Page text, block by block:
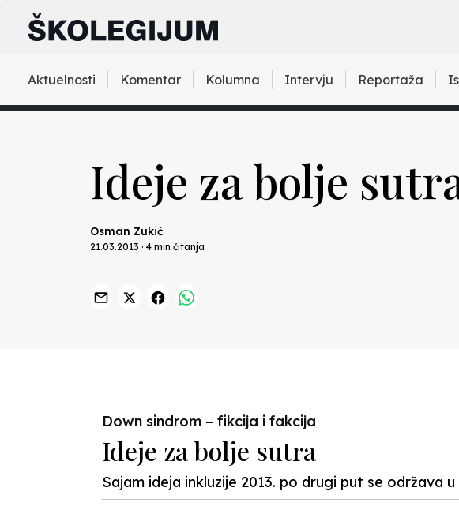
Aktuelnosti Komentar Kolumna Intervju Reportaža
Ideje za bolje
Osman Zukić
21.03.2013 · 4 min čitanja
Down sindrom – fikcija i fakcija
Ideje za bolje sutra
Sajam ideja inkluzije 2013. po drugi put se održava